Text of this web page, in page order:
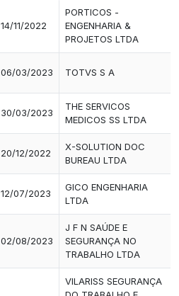
14/11/2022
PORTICOS -
ENGENHARIA &
PROJETOS LTDA
06/03/2023 TOTVS S A
30/03/2023
THE SERVICOS
MEDICOS SS LTDA
20/12/2022
X-SOLUTION DOC
BUREAU LTDA
12/07/2023
GICO ENGENHARIA
LTDA
02/08/2023
J F N SAÚDE E
SEGURANÇA NO
TRABALHO LTDA
VILARISS SEGURANÇA